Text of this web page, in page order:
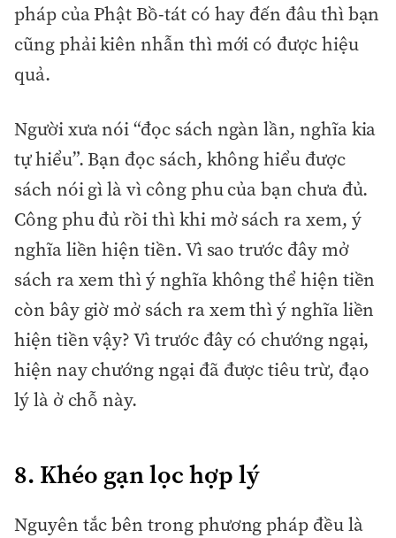
pháp của Phật Bồ-tát có hay đến đâu thì bạn
cũng phải kiên nhẫn thì mới có được hiệu
quả.
Người xưa nói “đọc sách ngàn lần, nghĩa kia
tự hiểu”. Bạn đọc sách, không hiểu được
sách nói gì là vì công phu của bạn chưa đủ.
Công phu đủ rồi thì khi mở sách ra xem, ý
nghĩa liền hiện tiền. Vì sao trước đây mở
sách ra xem thì ý nghĩa không thể hiện tiền
còn bây giờ mở sách ra xem thì ý nghĩa liền
hiện tiền vậy? Vì trước đây có chướng ngại,
hiện nay chướng ngại đã được tiêu trừ, đạo
lý là ở chỗ này.
8. Khéo gạn lọc hợp lý
Nguyên tắc bên trong phương pháp đều là